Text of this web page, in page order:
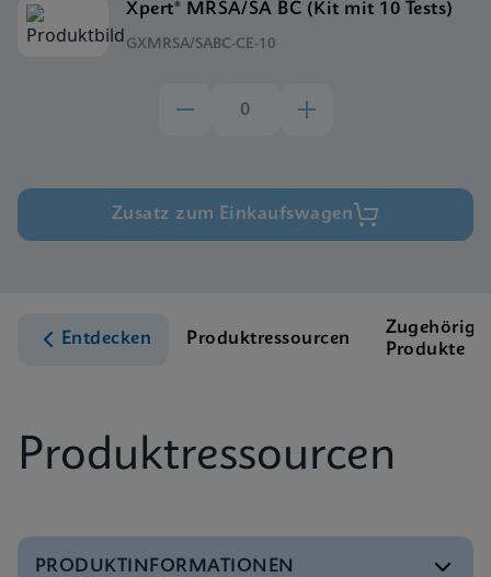
Xpert® MRSA/SA BC (Kit mit 10 Tests)
GXMRSA/SABC-CE-10
Zusatz zum Einkaufswagen
Entdecken Produktressourcen
Zugehörige
Produkte
Produktressourcen
PRODUKTINFORMATIONEN